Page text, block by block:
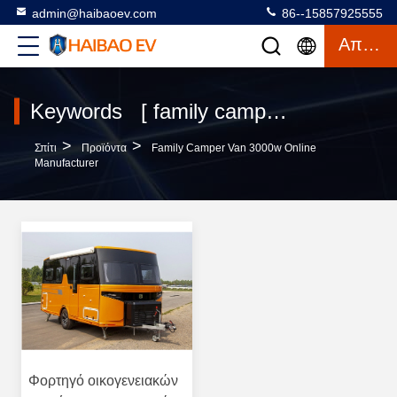
admin@haibaoev.com 86--15857925555
Απόσπασμα
Keywords [ family camper van 3000w ] Match 1 προϊόντα
Σπίτι > Προϊόντα >
Family Camper Van 3000w Online
Manufacturer
Φορτηγό οικογενειακών